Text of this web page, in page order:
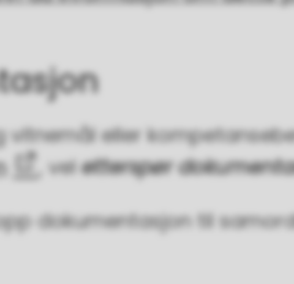
vitnemål eller
, veletterspør
dokumentasjon til